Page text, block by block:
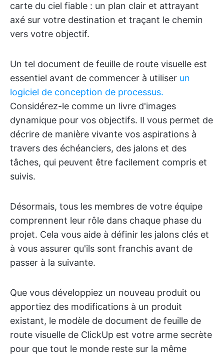
carte du ciel fiable : un plan clair et attrayant
axé sur votre destination et traçant le chemin
vers votre objectif.
Un tel document de feuille de route visuelle est
essentiel avant de commencer à utiliser un
logiciel de conception de processus.
Considérez-le comme un livre d'images
dynamique pour vos objectifs. Il vous permet de
décrire de manière vivante vos aspirations à
travers des échéanciers, des jalons et des
tâches, qui peuvent être facilement compris et
suivis.
Désormais, tous les membres de votre équipe
comprennent leur rôle dans chaque phase du
projet. Cela vous aide à définir les jalons clés et
à vous assurer qu'ils sont franchis avant de
passer à la suivante.
Que vous développiez un nouveau produit ou
apportiez des modifications à un produit
existant, le modèle de document de feuille de
route visuelle de ClickUp est votre arme secrète
pour que tout le monde reste sur la même